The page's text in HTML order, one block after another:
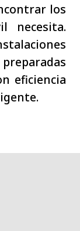
los
necesita.
eficiencia